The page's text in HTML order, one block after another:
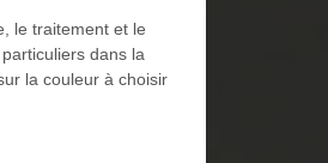
le traitement et le
dans la
la couleur à choisir